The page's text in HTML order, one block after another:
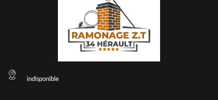
indisponible